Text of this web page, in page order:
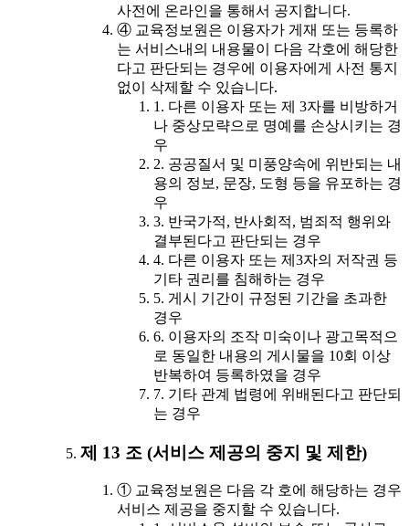
사전에 온라인을 통해서 공지합니다.
④ 교육정보원은 이용자가 게재 또는 등록하
는 서비스내의 내용물이 다음 각호에 해당한
다고 판단되는 경우에 이용자에게 사전 통지
없이 삭제할 수 있습니다.
1. 다른 이용자 또는 제 3자를 비방하거
나 중상모략으로 명예를 손상시키는 경
우
2. 공공질서 및 미풍양속에 위반되는 내
용의 정보, 문장, 도형 등을 유포하는 경
우
3. 반국가적, 반사회적, 범죄적 행위와
결부된다고 판단되는 경우
4. 다른 이용자 또는 제3자의 저작권 등
기타 권리를 침해하는 경우
5. 게시 기간이 규정된 기간을 초과한
경우
6. 이용자의 조작 미숙이나 광고목적으
로 동일한 내용의 게시물을 10회 이상
반복하여 등록하였을 경우
7. 기타 관계 법령에 위배된다고 판단되
는 경우
제 13 조 (서비스 제공의 중지 및 제한)
① 교육정보원은 다음 각 호에 해당하는 경우
서비스 제공을 중지할 수 있습니다.